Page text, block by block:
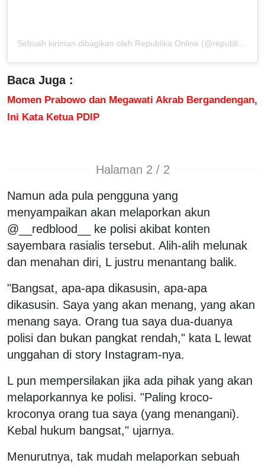
Sebuah kiriman dibagikan oleh Republika Online (@republikaonline)
Baca Juga :
Momen Prabowo dan Megawati Akrab Bergandengan,
Ini Kata Ketua PDIP
Halaman 2 / 2
Namun ada pula pengguna yang
menyampaikan akan melaporkan akun
@__redblood__ ke polisi akibat konten
sayembara rasialis tersebut. Alih-alih melunak
dan menahan diri, L justru menantang balik.
"Bangsat, apa-apa dikasusin, apa-apa
dikasusin. Saya yang akan menang, yang akan
menang saya. Orang tua saya dua-duanya
polisi dan bukan pangkat rendah," kata L lewat
unggahan di story Instagram-nya.
L pun mempersilakan jika ada pihak yang akan
melaporkannya ke polisi. "Paling kroco-
kroconya orang tua saya (yang menangani).
Kebal hukum bangsat," ujarnya.
Menurutnya, tak mudah melaporkan sebuah